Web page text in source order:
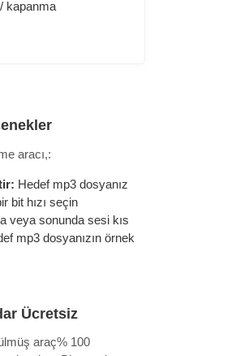
kapanma
aracı,:
Hedef mp3 dosyanız
bit hızı seçin
veya sonunda sesi kıs
mp3 dosyanızın örnek
Ücretsiz
araç% 100